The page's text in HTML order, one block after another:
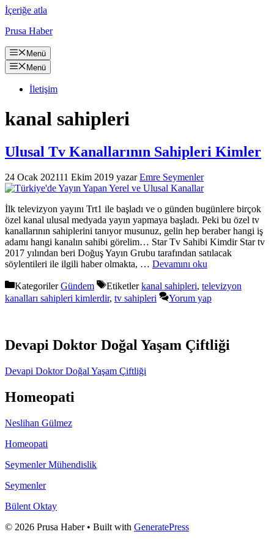
İçeriğe atla
Prusa Haber
Menü
Menü
İletişim
kanal sahipleri
Ulusal Tv Kanallarının Sahipleri Kimler
24 Ocak 202111 Ekim 2019 yazarEmre Seymenler
İlk televizyon yayını Trt1 ile başladı ve o günden bugünlere birçok
özel kanal ulusal medyada yayın yapmaya başladı. Peki bu özel tv
kanallarının sahiplerini tanıyor musunuz, gelin hep beraber hangi iş
adamı hangi kanalın sahibi görelim… Star Tv Sahibi Kimdir Star tv
2017 yılından beri Doğuş Yayın Grubu tarafından satılacak
söylentileri ile ilgili haber olmakta, … Devamını oku
KategorilerGündem Etiketlerkanal sahipleri, televizyon
kanalları sahipleri kimlerdir, tv sahipleri Yorum yap
Devapi Doktor Doğal Yaşam Çiftliği
Devapi Doktor Doğal Yaşam Çiftliği
Homeopati
Neslihan Gülmez
Homeopati
Seymenler Mühendislik
Seymenler
Bülent Oktay
© 2026 Prusa Haber• Built with GeneratePress